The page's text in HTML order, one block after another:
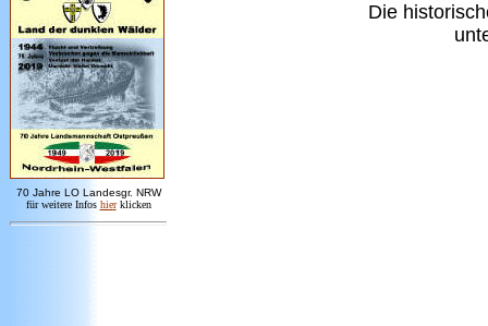
70 Jahre LO Landesgr. NRW
für weitere Infos hier klicken
Die